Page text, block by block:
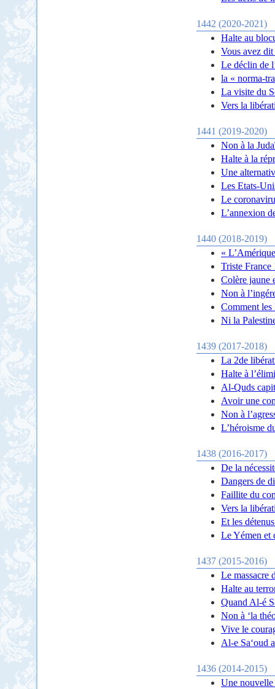
1442 (2020-2021)
Halte au
Vous avez
Le déclin de
la « norma-
La visite du
Vers la
1441 (2019-2020)
Non à la
Halte à la
Une
Les Etats-
Le
L’annexion
1440 (2018-2019)
«
Triste France
Colère jaune
Non à
Comment
Ni la
1439 (2017-2018)
La 2de
Halte à
Al-Quds
Avoir une
Non à
L’héroisme
1438 (2016-2017)
De la
Dangers de
Faillite du
Vers la
Et les
Le Yémen et
1437 (2015-2016)
Le massacre
Halte au
Quand Al-é
Non à ‘la
Vive le
Al-e Sa‘oud
1436 (2014-2015)
Une